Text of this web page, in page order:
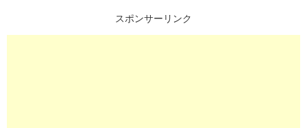
スポンサーリンク